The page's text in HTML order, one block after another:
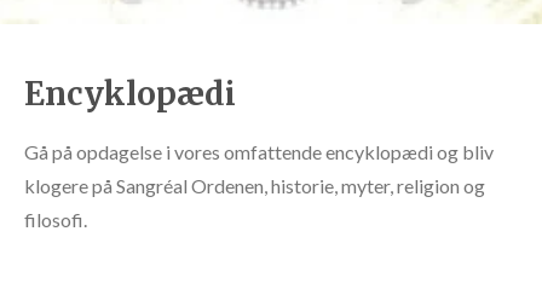
Encyklopædi
Gå på opdagelse i vores omfattende encyklopædi og bliv
klogere på Sangréal Ordenen, historie, myter, religion og
filosofi.